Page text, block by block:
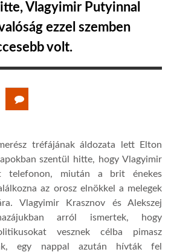
Vlagyimir Putyinnal
ezzel szemben
volt.
tréfájának áldozata lett Elton
szentül hitte, hogy Vlagyimir
miután a brit énekes
az orosz elnökkel a melegek
Vlagyimir Krasznov és Alekszej
arról ismertek, hogy
vesznek célba pimasz
egy nappal azután hívták fel